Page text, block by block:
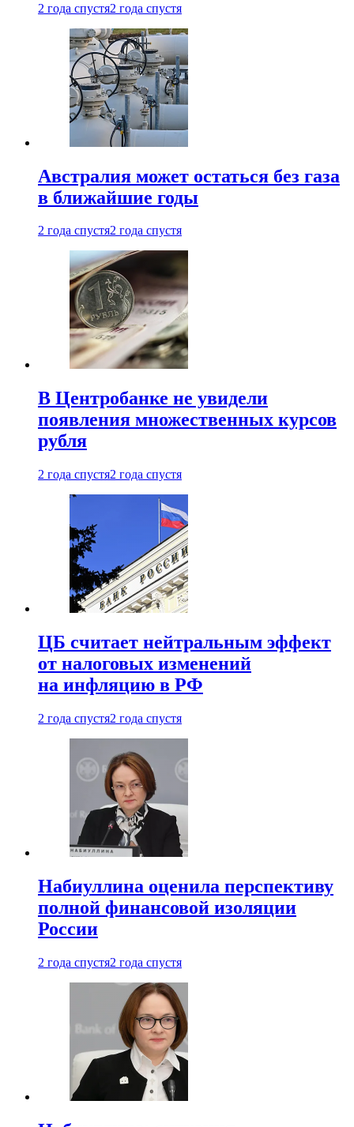
2 года спустя2 года спустя
Австралия может остаться без газа
в ближайшие годы
2 года спустя2 года спустя
В Центробанке не увидели
появления множественных курсов
рубля
2 года спустя2 года спустя
ЦБ считает нейтральным эффект
от налоговых изменений
на инфляцию в РФ
2 года спустя2 года спустя
Набиуллина оценила перспективу
полной финансовой изоляции
России
2 года спустя2 года спустя